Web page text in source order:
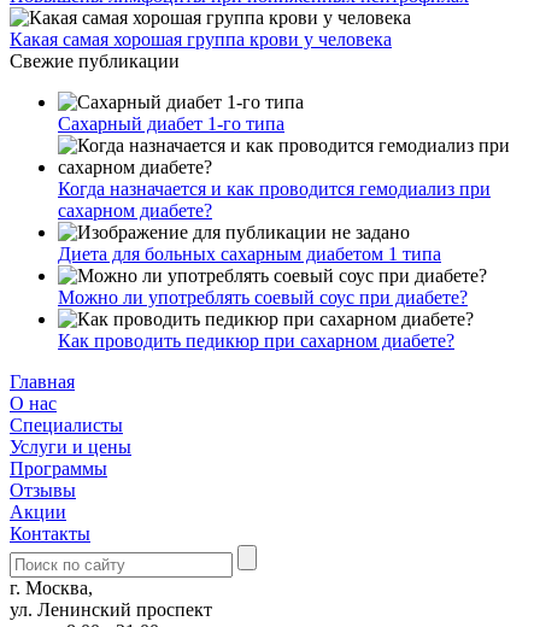
Какая самая хорошая группа крови у человека
Свежие публикации
Сахарный диабет 1-го типа
Когда назначается и как проводится гемодиализ при
сахарном диабете?
Диета для больных сахарным диабетом 1 типа
Можно ли употреблять соевый соус при диабете?
Как проводить педикюр при сахарном диабете?
Главная
О нас
Cпециалисты
Услуги и цены
Программы
Отзывы
Акции
Контакты
г. Москва,
ул. Ленинский проспект